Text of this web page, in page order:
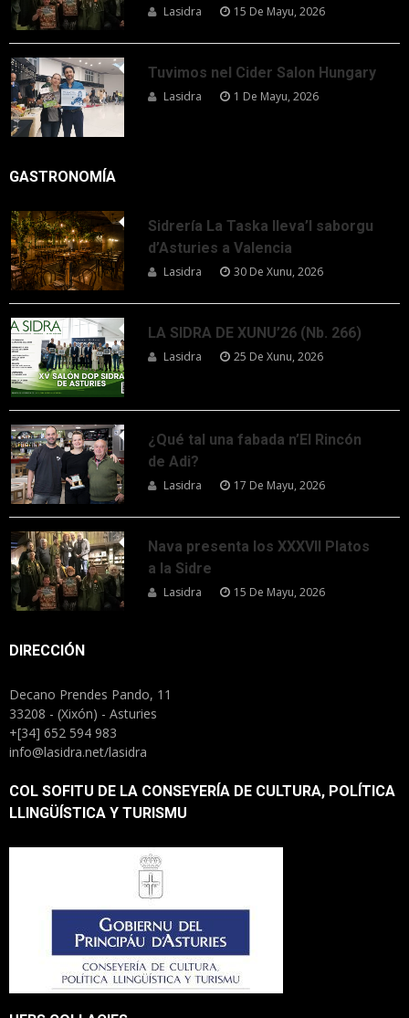
Lasidra 15 De Mayu, 2026
Tuvimos nel Cider Salon Hungary
Lasidra 1 De Mayu, 2026
GASTRONOMÍA
Sidrería La Taska lleva’l saborgu
d’Asturies a Valencia
Lasidra 30 De Xunu, 2026
LA SIDRA DE XUNU’26 (Nb. 266)
Lasidra 25 De Xunu, 2026
¿Qué tal una fabada n’El Rincón
de Adi?
Lasidra 17 De Mayu, 2026
Nava presenta los XXXVII Platos
a la Sidre
Lasidra 15 De Mayu, 2026
DIRECCIÓN
Decano Prendes Pando, 11
33208 - (Xixón) - Asturies
+[34] 652 594 983
info@lasidra.net/lasidra
COL SOFITU DE LA CONSEYERÍA DE CULTURA, POLÍTICA
LLINGÜÍSTICA Y TURISMU